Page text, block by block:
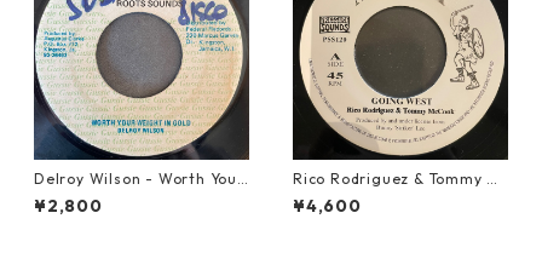
Delroy Wilson - Worth Your
Weight In Gold【7-21965】
¥2,800
Rico Rodriguez & Tommy Mc
Cook - Going West【7-2198
3】
¥4,600